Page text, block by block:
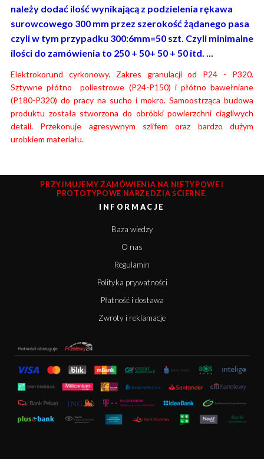
należy dodać ilość wynikającą z podzielenia rękawa
surowcowego 300 mm przez szerokość żądanego pasa
czyli w tym przypadku 300:6mm=50 szt. Czyli minimalne
ilości do zamówienia to 250 + 50+ 50 + 50 itd. ...
Elektrokorund cyrkonowy. Zakres granulacji od P24 - P320.
Sztywne płótno poliestrowe (P24-P150) i płótno bawełniane
(P180-P320) do pracy na sucho i mokro. Samoostrząca budowa
produktu została stworzona do obróbki powierzchni ciągliwych
detali. Przekonuje agresywnym szlifem oraz bardzo dużym
urobkiem materiału.
PRZYJMUJEMY ZAMÓWIENIA NA NIETYPOWE I
PROTOTYPOWE NARZĘDZIA ŚCIERNE.
INFORMACJE
Baza wiedzy
O nas
Regulamin
Polityka prywatności
Płatność i dostawa
Zwroty i reklamacje